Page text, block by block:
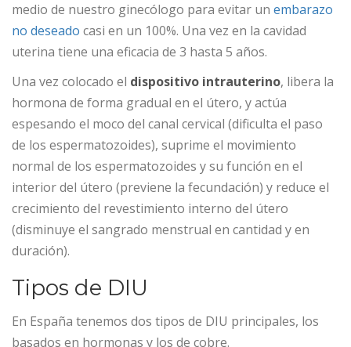
medio de nuestro ginecólogo para evitar un embarazo
no deseado casi en un 100%. Una vez en la cavidad
uterina tiene una eficacia de 3 hasta 5 años.
Una vez colocado el dispositivo intrauterino, libera la
hormona de forma gradual en el útero, y actúa
espesando el moco del canal cervical (dificulta el paso
de los espermatozoides), suprime el movimiento
normal de los espermatozoides y su función en el
interior del útero (previene la fecundación) y reduce el
crecimiento del revestimiento interno del útero
(disminuye el sangrado menstrual en cantidad y en
duración).
Tipos de DIU
En España tenemos dos tipos de DIU principales, los
basados en hormonas y los de cobre.